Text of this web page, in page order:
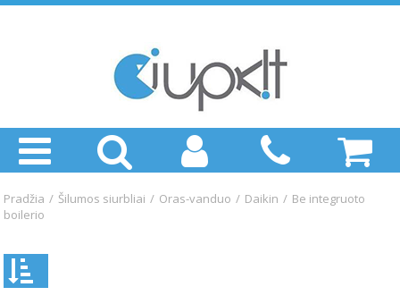
Pradžia / Šilumos siurbliai / Oras-vanduo / Daikin / Be integruoto
boilerio